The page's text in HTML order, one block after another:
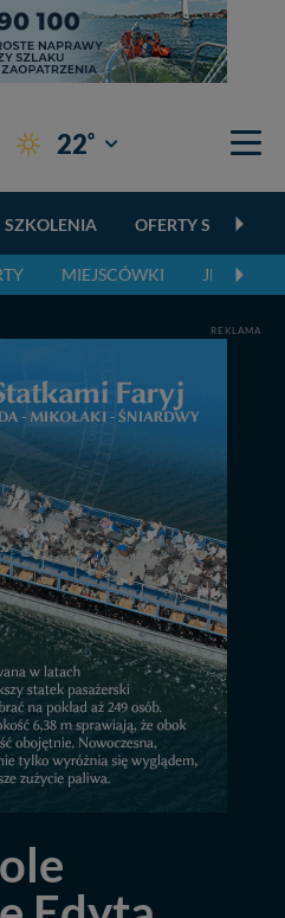
22° Giżycko
SZKOLENIA OFERTY
MIEJSCÓWKI JEZIORA,
REKLAMA